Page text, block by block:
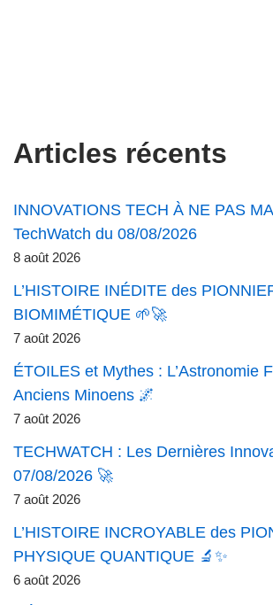
Articles récents
INNOVATIONS TECH À NE PAS
TechWatch du 08/08/2026
8 août 2026
L’HISTOIRE INÉDITE des
BIOMIMÉTIQUE 🌱🚀
7 août 2026
ÉTOILES et Mythes : L’Astronomie
Anciens Minoens 🌌
7 août 2026
TECHWATCH : Les Dernières
07/08/2026 🚀
7 août 2026
L’HISTOIRE INCROYABLE des
PHYSIQUE QUANTIQUE 🔬✨
6 août 2026